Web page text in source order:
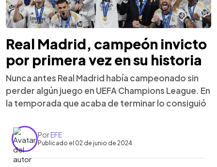
Real Madrid, campeón invicto
por primera vez en su historia
Nunca antes Real Madrid había campeonado sin
perder algún juego en UEFA Champions League. En
la temporada que acaba de terminar lo consiguió
PorEFE
Publicado el 02 de junio de 2024